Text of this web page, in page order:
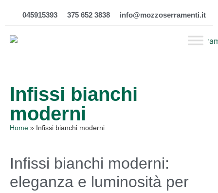
045915393 375 652 3838 info@mozzoserramenti.it
Infissi bianchi
moderni
Home » Infissi bianchi moderni
Infissi bianchi moderni:
eleganza e luminosità per